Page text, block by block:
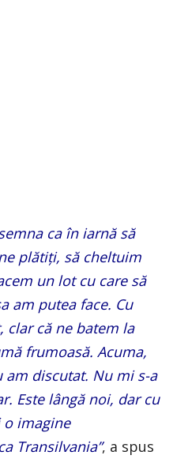
ca în iarnă să
plătiți, să cheltuim
un lot cu care să
am putea face. Cu
clar că ne batem la
frumoasă. Acuma,
am discutat. Nu mi s-a
Este lângă noi, dar cu
o imagine
Transilvania”, a spus